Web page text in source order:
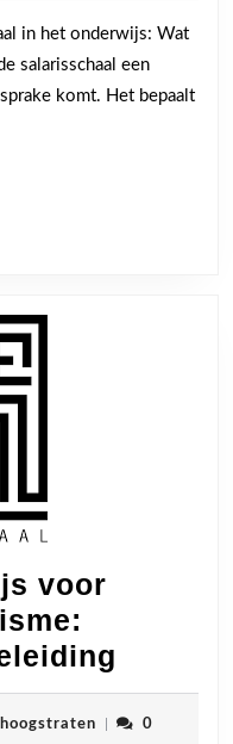
in het onderwijs: Wat
salarisschaal een
komt. Het bepaalt
voor
voor
0